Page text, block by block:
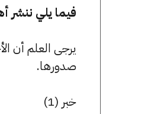
فيما يلي ننشر
يرجى العلم أن
صدورها.
خبر (1)